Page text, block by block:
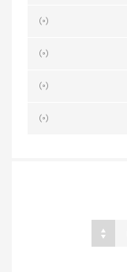
(0)
(0)
(0)
(0)